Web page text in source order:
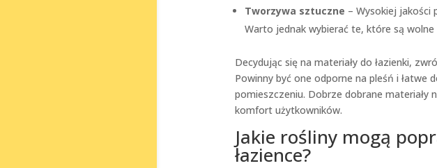
Tworzywa sztuczne – Wysokiej jakości
Warto jednak wybierać te, które są
Decydując się na materiały do łazienki,
Powinny być one odporne na pleśń i łatwe
pomieszczeniu. Dobrze dobrane materiały
komfort użytkowników.
Jakie rośliny mogą
łazience?